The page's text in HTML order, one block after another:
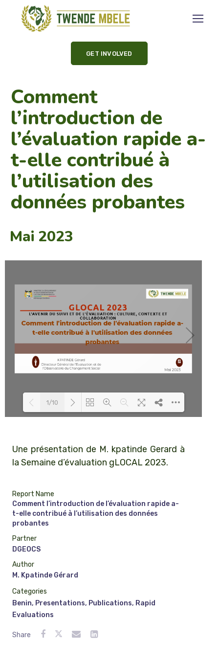
GET INVOLVED
Comment
l’introduction de
l’évaluation rapide a-
t-elle contribué à
l’utilisation des
données probantes
Mai 2023
1/10
Une présentation de M. kpatinde Gerard à
la Semaine d’évaluation gLOCAL 2023.
Report Name
Comment l’introduction de l’évaluation rapide a-
t-elle contribué à l’utilisation des données
probantes
Partner
DGEOCS
Author
M. Kpatinde Gérard
Categories
Benin, Presentations, Publications, Rapid
Evaluations
Share